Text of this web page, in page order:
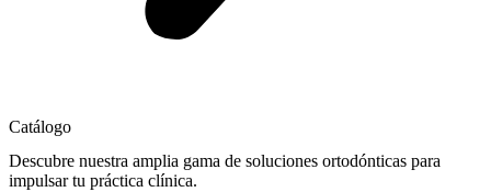
Catálogo
Descubre nuestra amplia gama de soluciones ortodónticas para
impulsar tu práctica clínica.